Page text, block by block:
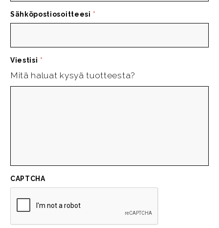
Sähköpostiosoitteesi *
Viestisi *
Mitä haluat kysyä tuotteesta?
CAPTCHA